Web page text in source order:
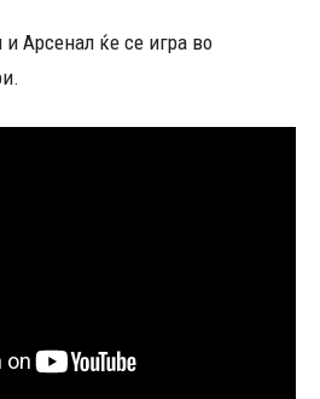
Арсенал ќе се игра во